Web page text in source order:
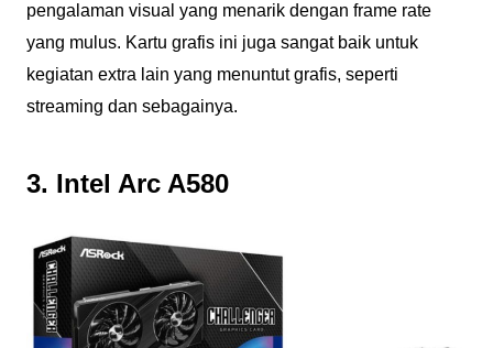
pengalaman visual yang menarik dengan frame rate
yang mulus. Kartu grafis ini juga sangat baik untuk
kegiatan extra lain yang menuntut grafis, seperti
streaming dan sebagainya.
3. Intel Arc A580